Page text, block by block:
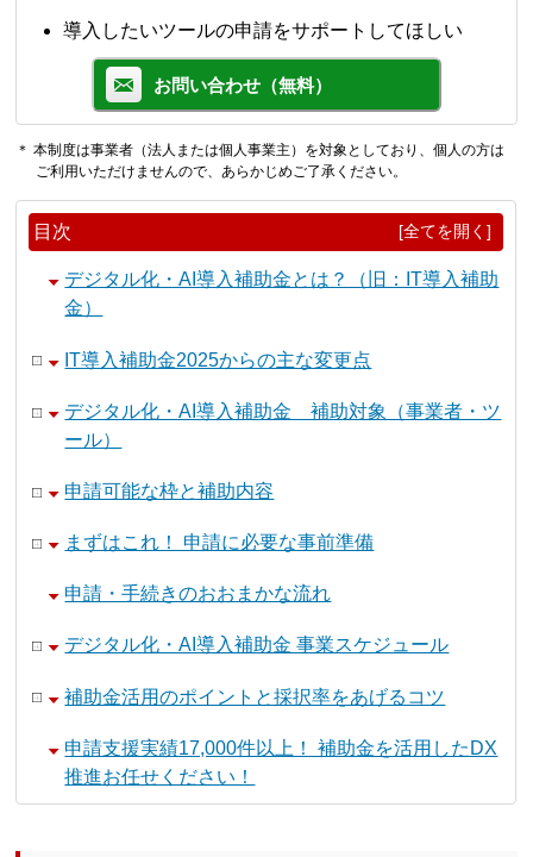
導入したいツールの申請をサポートしてほしい
お問い合わせ（無料）
＊ 本制度は事業者（法人または個人事業主）を対象としており、個人の方は
ご利用いただけませんので、あらかじめご了承ください。
目次 [全てを開く]
デジタル化・AI導入補助金とは？（旧：IT導入補助
金）
IT導入補助金2025からの主な変更点
デジタル化・AI導入補助金 補助対象（事業者・ツ
ール）
申請可能な枠と補助内容
まずはこれ！ 申請に必要な事前準備
申請・手続きのおおまかな流れ
デジタル化・AI導入補助金 事業スケジュール
補助金活用のポイントと採択率をあげるコツ
申請支援実績17,000件以上！ 補助金を活用したDX
推進お任せください！